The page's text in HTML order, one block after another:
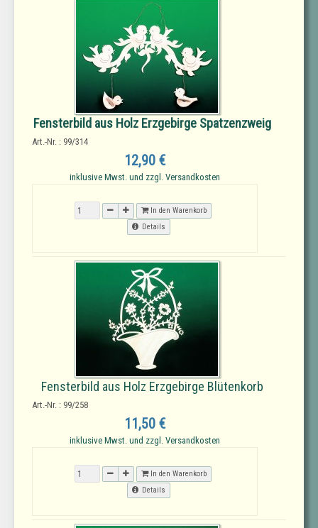
Fensterbild aus Holz Erzgebirge Spatzenzweig
Art.-Nr. : 99/314
12,90 €
inklusive Mwst. und zzgl. Versandkosten
In den Warenkorb
Details
Fensterbild aus Holz Erzgebirge Blütenkorb
Art.-Nr. : 99/258
11,50 €
inklusive Mwst. und zzgl. Versandkosten
In den Warenkorb
Details